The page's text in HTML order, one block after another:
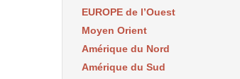
EUROPE de l’Ouest
Moyen Orient
Amérique du Nord
Amérique du Sud